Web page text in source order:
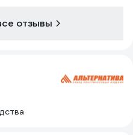
отзывы